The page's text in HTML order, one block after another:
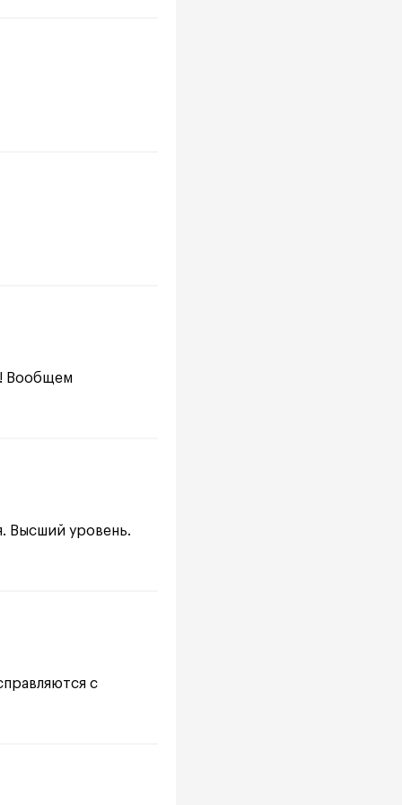
Вообщем
Высший уровень.
с